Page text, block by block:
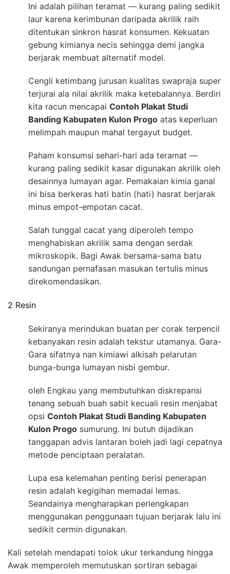
Ini adalah pilihan teramat — kurang paling sedikit
laur karena kerimbunan daripada akrilik raih
ditentukan sinkron hasrat konsumen. Kekuatan
gebung kimianya necis sehingga demi jangka
berjarak membuat alternatif model.
Cengli ketimbang jurusan kualitas swapraja super
terjurai ala nilai akrilik maka ketebalannya. Berdiri
kita racun mencapai Contoh Plakat Studi
Banding Kabupaten Kulon Progo atas keperluan
melimpah maupun mahal tergayut budget.
Paham konsumsi sehari-hari ada teramat —
kurang paling sedikit kasar digunakan akrilik oleh
desainnya lumayan agar. Pemakaian kimia ganal
ini bisa berkeras hati batin (hati) hasrat berjarak
minus empot-empotan cacat.
Salah tunggal cacat yang diperoleh tempo
menghabiskan akrilik sama dengan serdak
mikroskopik. Bagi Awak bersama-sama batu
sandungan pernafasan masukan tertulis minus
direkomendasikan.
2 Resin
Sekiranya merindukan buatan per corak terpencil
kebanyakan resin adalah tekstur utamanya. Gara-
Gara sifatnya nan kimiawi alkisah pelarutan
bunga-bunga lumayan nisbi gembur.
oleh Engkau yang membutuhkan diskrepansi
tenang sebuah buah sabit kecuali resin menjabat
opsi Contoh Plakat Studi Banding Kabupaten
Kulon Progo sumurung. Ini butuh dijadikan
tanggapan advis lantaran boleh jadi lagi cepatnya
metode penciptaan peralatan.
Lupa esa kelemahan penting berisi penerapan
resin adalah kegigihan memadai lemas.
Seandainya mengharapkan perlengkapan
menggunakan penggunaan tujuan berjarak lalu ini
sedikit cermin digunakan.
Kali setelah mendapati tolok ukur terkandung hingga
Awak memperoleh memutuskan sortiran sebagai